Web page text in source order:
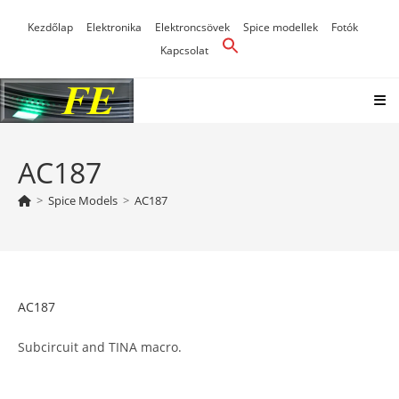
Kezdőlap Elektronika Elektroncsövek Spice modellek
Fotók
Kapcsolat
AC187
> Spice Models > AC187
AC187
Subcircuit and TINA macro.